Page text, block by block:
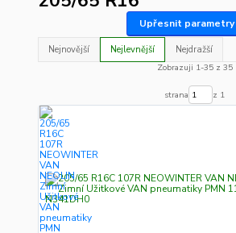
Upřesnit parametry
Nejnovější Nejlevnější
Nejdražší
Zobrazuji 1-35 z 35
strana z 1